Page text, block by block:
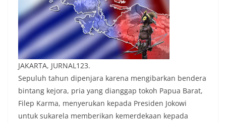
JAKARTA, JURNAL123.
Sepuluh tahun dipenjara karena mengibarkan bendera
bintang kejora, pria yang dianggap tokoh Papua Barat,
Filep Karma, menyerukan kepada Presiden Jokowi
untuk sukarela memberikan kemerdekaan kepada